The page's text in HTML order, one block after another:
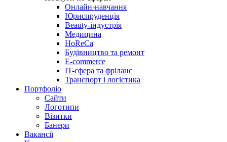
Онлайн-навчання
Юриспруденція
Beauty-індустрія
Медицина
HoReCa
Будівництво та ремонт
E-commerce
IT-сфера та фріланс
Транспорт і логістика
Портфоліо
Сайти
Логотипи
Візитки
Банери
Вакансії